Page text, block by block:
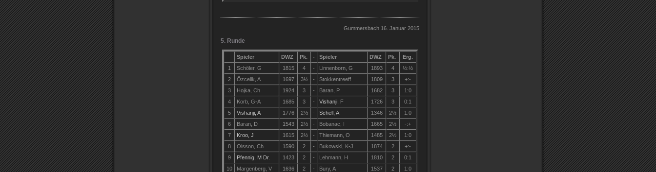
Gummersbach 16. Januar 2015
5. Runde
Spieler DWZ Pk. - Spieler DWZ Pk.
Erg.
1
Schöler, G 1815 4 - Linnenborn, G 1893 4 ½:½
2
Özcelik, A 1697 3½ - Stokkentreeff 1809 3
+:-
3
Hojka, Ch 1924 3 - Baran, P 1682 3
1:0
4
Korb, G-A 1685 3 - Vishanji, F 1726 3
0:1
5
Vishanji, A 1776 2½ - Schell, A 1346 2½
1:0
6
Baran, D 1543 2½ - Bobanac, I 1665 2½
-:+
7
Kroo, J 1615 2½ - Thiemann, O 1485 2½
1:0
8
Olsson, Ch 1590 2 - Bukowski, K-J 1874 2
+:-
9
Pfennig, M Dr. 1423 2 - Lehmann, H 1810 2
0:1
10
Margenberg, V 1636 2 - Bury, A 1537 2
1:0